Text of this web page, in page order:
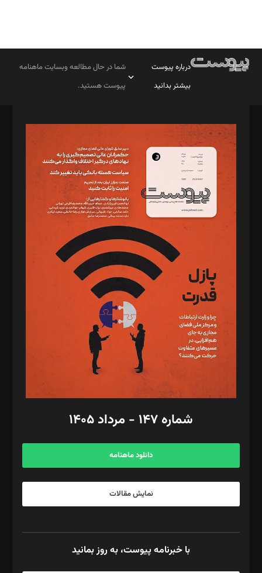
درباره پیوست
بیشتر بدانید
شما در حال مطالعه وبسایت ماهنامه
پیوست هستید.
مدیر مسئول: محمدباقر اثنی‌عشری
سردبیر: مهرک محمودی
دبیر تحریریه: میثم قاسمی
د‌بیر ناداستان: سمانه سمیع
د‌بیر خدمت و تجارت: ابوالفضل رجبی
د‌بیر حقوق فناوری: حسام‌الدین ایپکچی
د‌بیر پیوست جهان: مینا پاکدل
د‌بیر تحریریه آنلاین: بابک نقاش
تحریریه‌: مجتبی محمود‌ی، آرش برهمند، یسنا امان‌پور، سروش کرمیان،
مصطفی مسجدی آرانی، ابوالفضل رجبی، زهرا فکرانه، فائزه فتحی
رستمی،مصطفی باستان
ویرایش: نگار استاد‌‌آقا
طراح یونیفرم: مجید توکلی
فیلمبرداری و عکاسی: امیر شفیعی، مانی لطفی زاده
گرافیک و صفحه‌آرایی: سید‌سبحان‌علی ثابت
مد‌یر توسعه تجاری: کامبیز برید‌
امور مالی: شاپور رهبری، محمد‌ کاظمی‌نیا
آگهی و مشترکین: ۰۹۱۹۹۹۹۰۴۵۴
شماره ۱۴۷ - مرداد ۱۴۰۵
دانلود ماهنامه
نمایش مقالات
با خبرنامه پیوست، به روز بمانید